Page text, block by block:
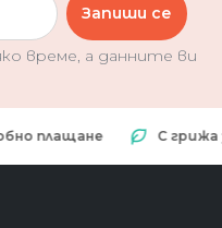
Запиши се
време, а данните ви
С грижа за